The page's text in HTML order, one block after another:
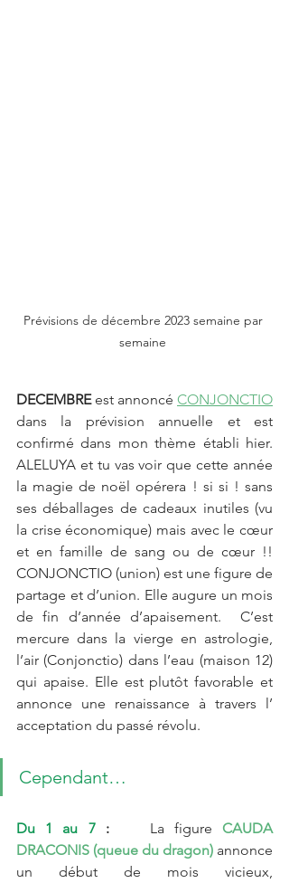
Prévisions de décembre 2023 semaine par
semaine
DECEMBRE est annoncé CONJONCTIO
dans la prévision annuelle et est
confirmé dans mon thème établi hier.
ALELUYA et tu vas voir que cette année
la magie de noël opérera ! si si ! sans
ses déballages de cadeaux inutiles (vu
la crise économique) mais avec le cœur
et en famille de sang ou de cœur !!
CONJONCTIO (union) est une figure de
partage et d’union. Elle augure un mois
de fin d’année d’apaisement.  C’est
mercure dans la vierge en astrologie,
l’air (Conjonctio) dans l’eau (maison 12)
qui apaise. Elle est plutôt favorable et
annonce une renaissance à travers l’
acceptation du passé révolu.
Cependant…
Du 1 au 7 : La figure CAUDA
DRACONIS (queue du dragon) annonce
un début de mois vicieux,